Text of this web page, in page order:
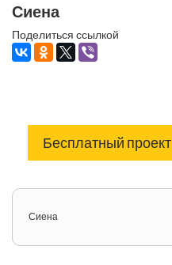
Сиена
Поделиться ссылкой
Бесплатный проект
Сиена